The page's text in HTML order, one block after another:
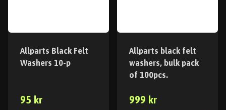
Allparts Black Felt
Washers 10-p
95 kr
Allparts black felt
washers, bulk pack
of 100pcs.
999 kr